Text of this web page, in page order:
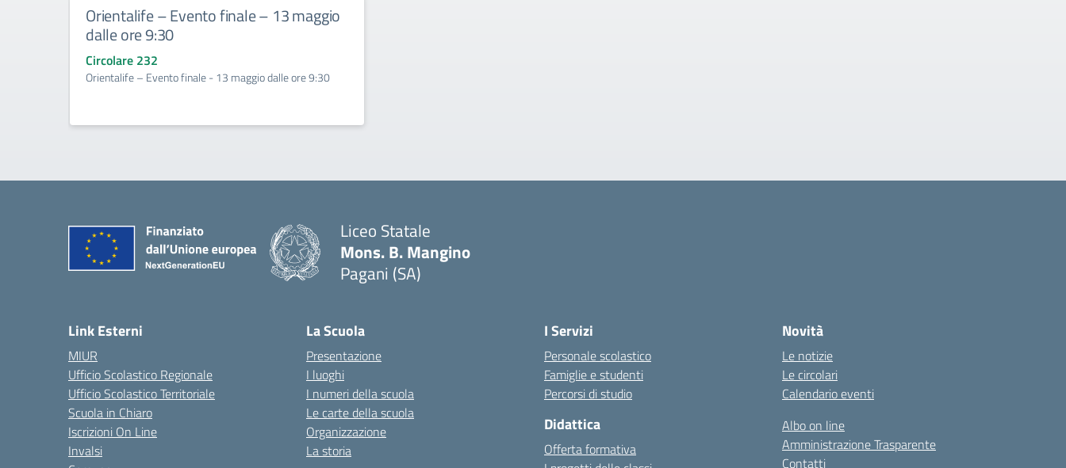
Orientalife – Evento finale – 13 maggio
dalle ore 9:30
Circolare 232
Orientalife – Evento finale - 13 maggio dalle ore 9:30
Liceo Statale
Mons. B. Mangino
Pagani (SA)
Link Esterni
MIUR
Ufficio Scolastico Regionale
Ufficio Scolastico Territoriale
Scuola in Chiaro
Iscrizioni On Line
Invalsi
La Scuola
Presentazione
I luoghi
I numeri della scuola
Le carte della scuola
Organizzazione
La storia
I Servizi
Personale scolastico
Famiglie e studenti
Percorsi di studio
Didattica
Offerta formativa
Novità
Le notizie
Le circolari
Calendario eventi
Albo on line
Amministrazione Trasparente
Contatti